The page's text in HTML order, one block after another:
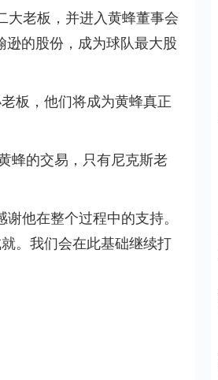
大老板，并进入黄蜂董事会
逊的股份，成为球队最大股
板，他们将成为黄蜂真正
蜂的交易，只有尼克斯老
他在整个过程中的支持。
。我们会在此基础继续打